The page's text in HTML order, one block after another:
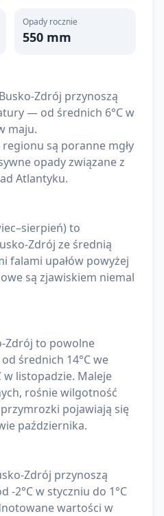
Opady rocznie
550 mm
Zdrój przynoszą
— od średnich 6°C w
maju.
są poranne mgły
opady związane z
Atlantyku.
to
Zdrój ze średnią
falami upałów powyżej
są zjawiskiem niemal
Zdrój to powolne
średnich 14°C we
w listopadzie. Maleje
rośnie wilgotność
pojawiają się
października.
Zdrój przynoszą
-2°C w styczniu do 1°C
wartości w